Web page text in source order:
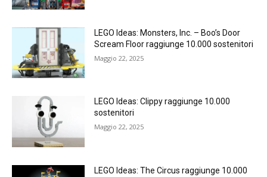
LEGO Ideas: Monsters, Inc. – Boo’s Door
Scream Floor raggiunge 10.000 sostenitori
Maggio 22, 2025
LEGO Ideas: Clippy raggiunge 10.000
sostenitori
Maggio 22, 2025
LEGO Ideas: The Circus raggiunge 10.000